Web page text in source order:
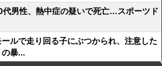
代男性、熱中症の疑いで死亡…スポーツド
ールで走り回る子にぶつかられ、注意した
暴...